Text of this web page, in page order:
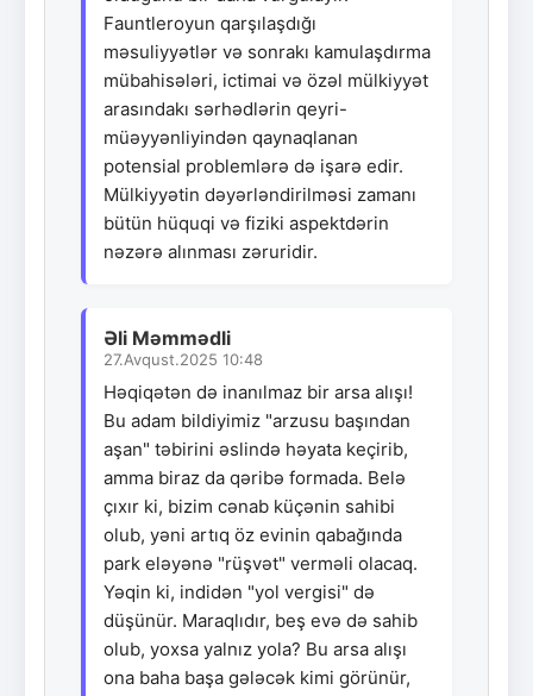
Fauntleroyun qarşılaşdığı
məsuliyyətlər və sonrakı kamulaşdırma
mübahisələri, ictimai və özəl mülkiyyət
arasındakı sərhədlərin qeyri-
müəyyənliyindən qaynaqlanan
potensial problemlərə də işarə edir.
Mülkiyyətin dəyərləndirilməsi zamanı
bütün hüquqi və fiziki aspektdərin
nəzərə alınması zəruridir.
Əli Məmmədli
27.Avqust.2025 10:48
Həqiqətən də inanılmaz bir arsa alışı!
Bu adam bildiyimiz "arzusu başından
aşan" təbirini əslində həyata keçirib,
amma biraz da qəribə formada. Belə
çıxır ki, bizim cənab küçənin sahibi
olub, yəni artıq öz evinin qabağında
park eləyənə "rüşvət" verməli olacaq.
Yəqin ki, indidən "yol vergisi" də
düşünür. Maraqlıdır, beş evə də sahib
olub, yoxsa yalnız yola? Bu arsa alışı
ona baha başa gələcək kimi görünür,